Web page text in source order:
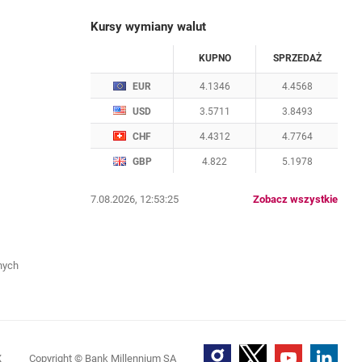
Kursy wymiany walut
Kursy wymiany walut. Data aktualizacji:
KUPNO SPRZEDAŻ
EUR 4.1346 4.4568
USD 3.5711 3.8493
CHF 4.4312 4.7764
GBP 4.822 5.1978
7.08.2026, 12:53:25 Zobacz wszystkie
Copyright© Bank Millennium SA
Goodie otwiera się w nowej karcie
Twitter otwiera się w
YouTubeotwiera się
LinkedIn